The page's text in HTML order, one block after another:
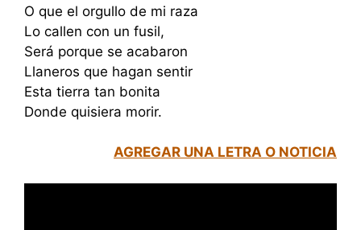
O que el orgullo de mi raza
Lo callen con un fusil,
Será porque se acabaron
Llaneros que hagan sentir
Esta tierra tan bonita
Donde quisiera morir.
AGREGAR UNA LETRA O NOTICIA